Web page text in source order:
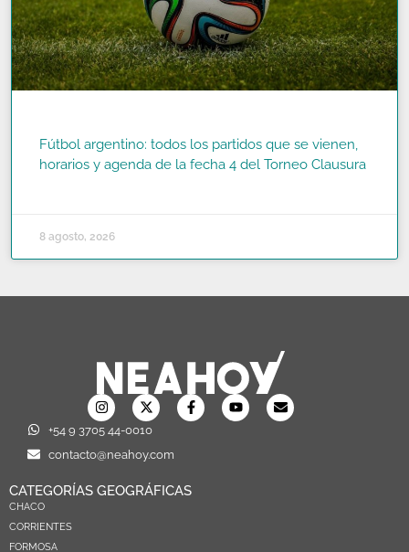
Fútbol argentino: todos los partidos que se vienen,
horarios y agenda de la fecha 4 del Torneo Clausura
8 agosto, 2026
+54 9 3705 44-0010
contacto@neahoy.com
CATEGORÍAS GEOGRÁFICAS
CHACO
CORRIENTES
FORMOSA